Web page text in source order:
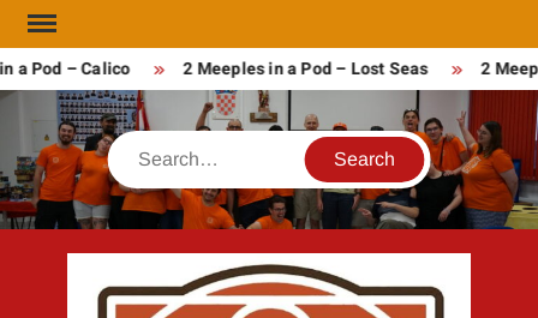
Skip
to
content
a Pod – Calico 2 Meeples in a Pod – Lost Seas 2
Search